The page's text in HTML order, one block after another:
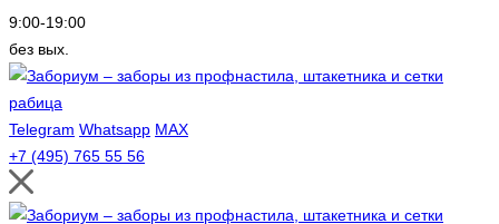
9:00-19:00
без вых.
Telegram Whatsapp MAX
+7 (495) 765 55 56